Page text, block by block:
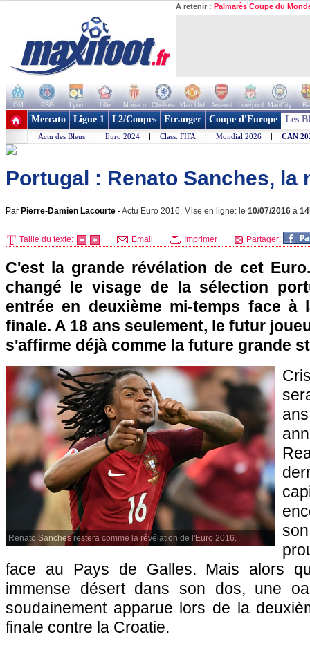
A retenir : Palmarès Coupe du
OM PSG Lyon Lille Monaco Chelsea Man Utd Arsenal Liverpool ManCity
+ de clubs
Mercato Ligue 1 L2/Coupes Etranger Coupe d'Europe Les
Actu des Bleus | Euro 2024 | Class. FIFA | Mondial 2026 | CAN
Portugal : Renato Sanches, la
Par Pierre-Damien Lacourte -Actu Euro 2016, Mise en ligne: le 10/07/2016 à
Taille du texte: Email Imprimer Partager:
C'est la grande révélation de cet
changé le visage de la sélection
entrée en deuxième mi-temps face à
finale. A 18 ans seulement, le futur
s'affirme déjà comme la future grande
Renato Sanches restera comme la révélation de l'Euro 2016.
face au Pays de Galles. Mais alors
immense désert dans son dos, une
soudainement apparue lors de la
finale contre la Croatie.